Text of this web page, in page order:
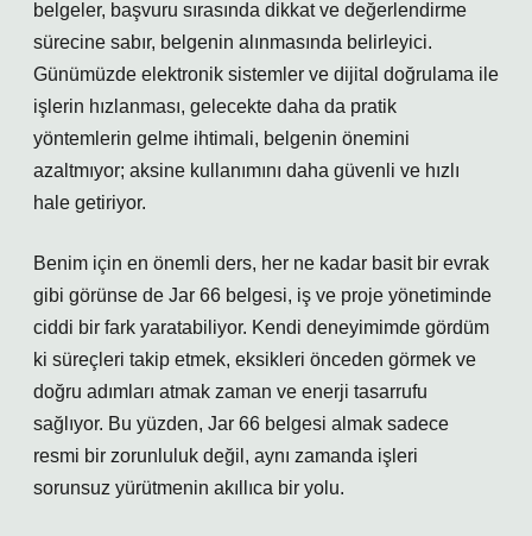
belgeler, başvuru sırasında dikkat ve değerlendirme
sürecine sabır, belgenin alınmasında belirleyici.
Günümüzde elektronik sistemler ve dijital doğrulama ile
işlerin hızlanması, gelecekte daha da pratik
yöntemlerin gelme ihtimali, belgenin önemini
azaltmıyor; aksine kullanımını daha güvenli ve hızlı
hale getiriyor.
Benim için en önemli ders, her ne kadar basit bir evrak
gibi görünse de Jar 66 belgesi, iş ve proje yönetiminde
ciddi bir fark yaratabiliyor. Kendi deneyimimde gördüm
ki süreçleri takip etmek, eksikleri önceden görmek ve
doğru adımları atmak zaman ve enerji tasarrufu
sağlıyor. Bu yüzden, Jar 66 belgesi almak sadece
resmi bir zorunluluk değil, aynı zamanda işleri
sorunsuz yürütmenin akıllıca bir yolu.